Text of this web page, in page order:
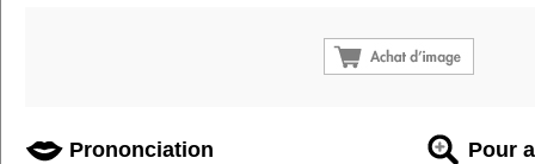
Prononciation Pour